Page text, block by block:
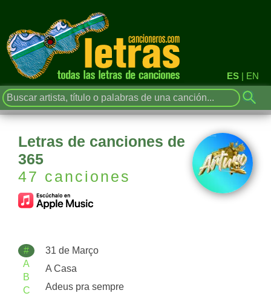
ES | EN
Letras de canciones de
365
47 canciones
#
A
B
C
31 de Março
A Casa
Adeus pra sempre